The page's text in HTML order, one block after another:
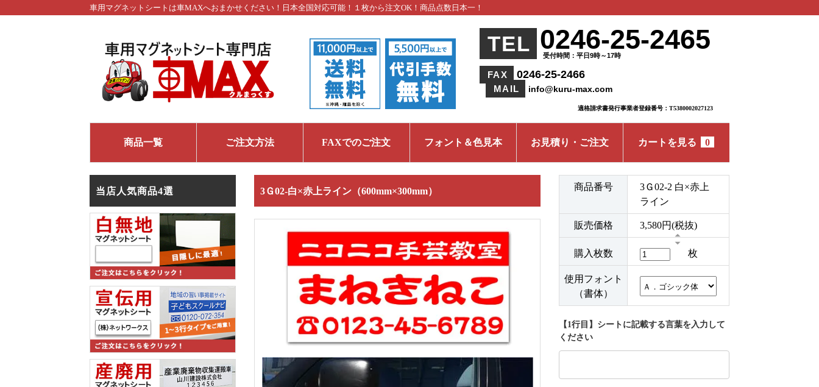
車用マグネットシートは車MAXへおまかせください！日本全国対応可能！１枚から注文OK！商品点数日本一！
TEL 0246-25-2465
受付時間：平日9時～17時
FAX 0246-25-2466
MAIL info@kuru-max.com
適格請求書発行事業者登録番号：T5380002027123
商品一覧 ご注文方法 FAXでのご注文 フォント＆色見本 お見積り・ご注文 カートを見る 0
3Ｇ02-白×赤上ライン（600mm×300mm） 商品番号
3Ｇ02-2 白×赤上
ライン
販売価格 3,580円(税抜)
購入枚数 枚
使用フォント
（書体）
【1行目】シートに記載する言葉を入力して
ください
当店人気商品4選